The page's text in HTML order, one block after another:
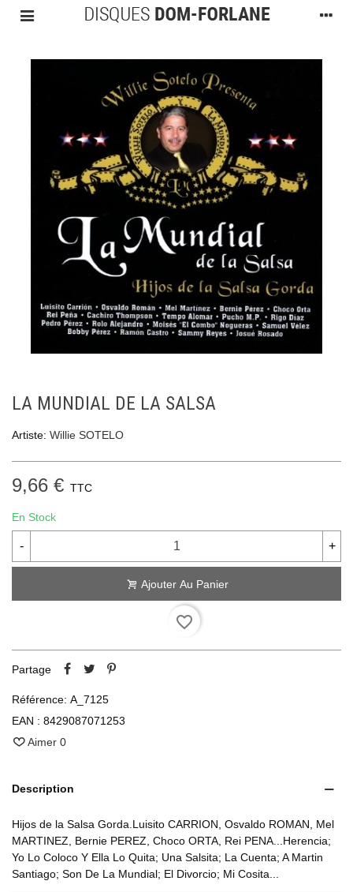
LA MUNDIAL DE LA SALSA
Artiste: Willie SOTELO
9,66 € TTC
En Stock
- +
Ajouter Au Panier
favorite_border
Partage
Référence: A_7125
EAN : 8429087071253
Aimer 0
Description
Hijos de la Salsa Gorda.Luisito CARRION, Osvaldo ROMAN, Mel
MARTINEZ, Bernie PEREZ, Choco ORTA, Rei PENA...Herencia;
Yo Lo Coloco Y Ella Lo Quita; Una Salsita; La Cuenta; A Martin
Santiago; Son De La Mundial; El Divorcio; Mi Cosita...